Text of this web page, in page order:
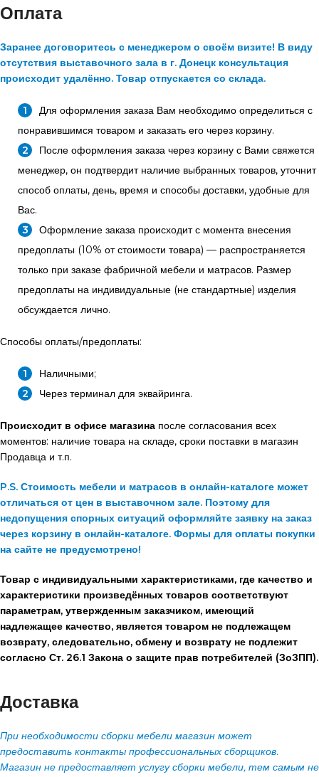
Оплата
Заранее договоритесь с менеджером о своём визите! В виду
отсутствия выставочного зала в г. Донецк консультация
происходит удалённо. Товар отпускается со склада.
Для оформления заказа Вам необходимо определиться с
понравившимся товаром и заказать его через корзину.
После оформления заказа через корзину с Вами свяжется
менеджер, он подтвердит наличие выбранных товаров, уточнит
способ оплаты, день, время и способы доставки, удобные для
Вас.
Оформление заказа происходит с момента внесения
предоплаты (10% от стоимости товара) — распространяется
только при заказе фабричной мебели и матрасов. Размер
предоплаты на индивидуальные (не стандартные) изделия
обсуждается лично.
Способы оплаты/предоплаты:
Наличными;
Через терминал для эквайринга.
Происходит в офисе магазина после согласования всех
моментов: наличие товара на складе, сроки поставки в магазин
Продавца и т.п.
P.S. Стоимость мебели и матрасов в онлайн-каталоге может
отличаться от цен в выставочном зале. Поэтому для
недопущения спорных ситуаций оформляйте заявку на заказ
через корзину в онлайн-каталоге. Формы для оплаты покупки
на сайте не предусмотрено!
Товар с индивидуальными характеристиками, где качество и
характеристики произведённых товаров соответствуют
параметрам, утвержденным заказчиком, имеющий
надлежащее качество, является товаром не подлежащем
возврату, следовательно, обмену и возврату не подлежит
согласно Ст. 26.1 Закона о защите прав потребителей (ЗоЗПП).
Доставка
При необходимости сборки мебели магазин может
предоставить контакты профессиональных сборщиков.
Магазин не предоставляет услугу сборки мебели, тем самым не